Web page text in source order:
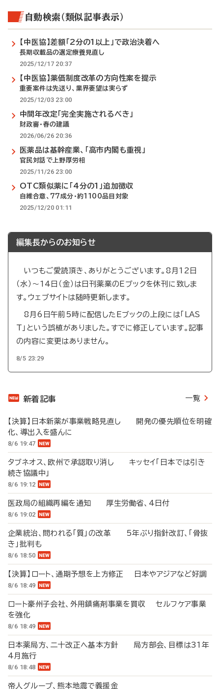
自動検索（類似記事表示）
【中医協】差額「2分の1以上」で政治決着へ
長期収載品の選定療養見直し
2025/12/17 20:37
【中医協】薬価制度改革の方向性案を提示
重要案件は先送り、業界要望は実らず
2025/12/03 23:00
中間年改定「完全実施されるべき」
財政審・春の建議
2026/06/26 20:36
医薬品は基幹産業、「高市内閣も重視」
官民対話で上野厚労相
2025/11/26 23:00
OTC類似薬に「4分の1」追加徴収
自維合意、77成分・約1100品目対象
2025/12/20 01:11
編集長からのお知らせ
いつもご愛読頂き、ありがとうございます。8月12日
（水）～14日（金）は日刊薬業のEブックを休刊に致しま
す。ウェブサイトは随時更新します。
8月6日午前5時に配信したEブックの上段には「LAS
T」という誤植がありました。すでに修正しています。記事
の内容に変更はありません。
8/5 23:29
新着記事 一覧
【決算】日本新薬が事業戦略見直し 開発の優先順位を明確
化、導出入を盛んに
8/6 19:47
タブネオス、欧州で承認取り消し キッセイ「日本では引き
続き協議中」
8/6 19:12
医政局の組織再編を通知 厚生労働省、4日付
8/6 19:02
企業統治、問われる「質」の改革 5年ぶり指針改訂、「骨抜
き」批判も
8/6 18:50
【決算】ロート、通期予想を上方修正 日本やアジアなど好調
8/6 18:49
ロート豪州子会社、外用鎮痛剤事業を買収 セルフケア事業
を強化
8/6 18:49
日本薬局方、二十改正へ基本方針 局方部会、目標は31年
4月施行
8/6 18:48
帝人グループ、熊本地震で義援金